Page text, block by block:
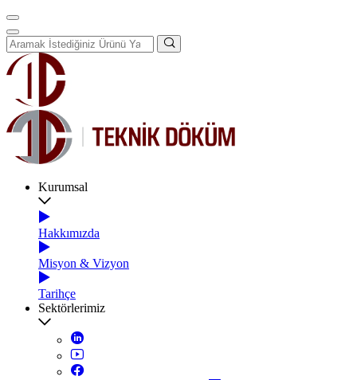
Kurumsal
Hakkımızda
Misyon & Vizyon
Tarihçe
Sektörlerimiz